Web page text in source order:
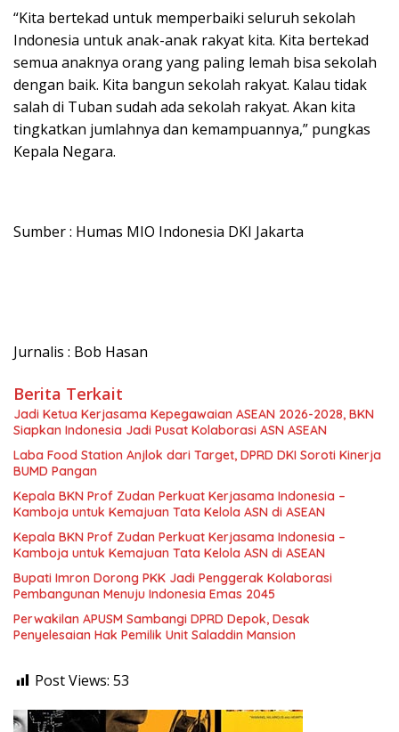
“Kita bertekad untuk memperbaiki seluruh sekolah
Indonesia untuk anak-anak rakyat kita. Kita bertekad
semua anaknya orang yang paling lemah bisa sekolah
dengan baik. Kita bangun sekolah rakyat. Kalau tidak
salah di Tuban sudah ada sekolah rakyat. Akan kita
tingkatkan jumlahnya dan kemampuannya,” pungkas
Kepala Negara.
Sumber : Humas MIO Indonesia DKI Jakarta
Jurnalis : Bob Hasan
Berita Terkait
Jadi Ketua Kerjasama Kepegawaian ASEAN 2026-2028, BKN
Siapkan Indonesia Jadi Pusat Kolaborasi ASN ASEAN
Laba Food Station Anjlok dari Target, DPRD DKI Soroti Kinerja
BUMD Pangan
Kepala BKN Prof Zudan Perkuat Kerjasama Indonesia –
Kamboja untuk Kemajuan Tata Kelola ASN di ASEAN
Kepala BKN Prof Zudan Perkuat Kerjasama Indonesia –
Kamboja untuk Kemajuan Tata Kelola ASN di ASEAN
Bupati Imron Dorong PKK Jadi Penggerak Kolaborasi
Pembangunan Menuju Indonesia Emas 2045
Perwakilan APUSM Sambangi DPRD Depok, Desak
Penyelesaian Hak Pemilik Unit Saladdin Mansion
Post Views: 53